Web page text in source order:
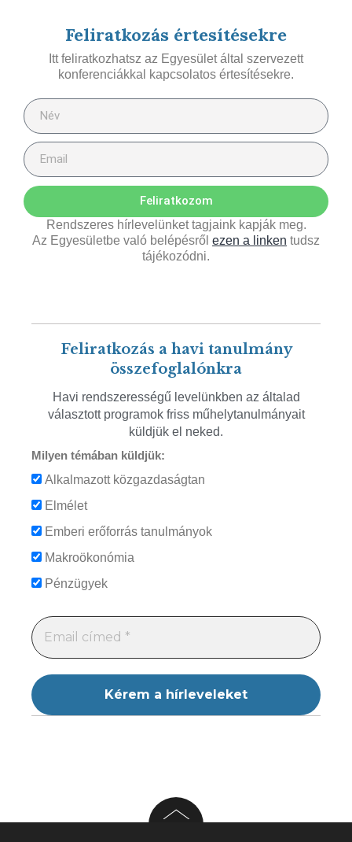
Feliratkozás értesítésekre
Itt feliratkozhatsz az Egyesület által szervezett
konferenciákkal kapcsolatos értesítésekre.
Feliratkozom
Rendszeres hírlevelünket tagjaink kapják meg.
Az Egyesületbe való belépésről ezen a linken tudsz
tájékozódni.
Feliratkozás a havi tanulmány
összefoglalónkra
Havi rendszerességű levelünkben az általad
választott programok friss műhelytanulmányait
küldjük el neked.
Milyen témában küldjük:
Alkalmazott közgazdaságtan
Elmélet
Emberi erőforrás tanulmányok
Makroökonómia
Pénzügyek